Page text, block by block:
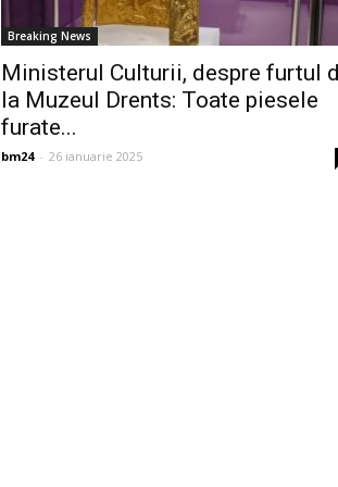
Breaking News
Ministerul Culturii, despre furtul
la Muzeul Drents: Toate piesele
furate...
bm24 - 26 ianuarie 2025